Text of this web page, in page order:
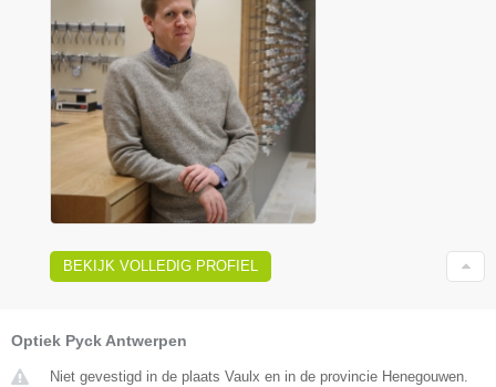
BEKIJK VOLLEDIG PROFIEL
Optiek Pyck Antwerpen
Niet gevestigd in de plaats Vaulx en in de provincie Henegouwen.